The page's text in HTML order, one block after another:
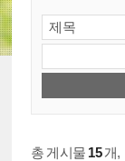
총 게시물 15개,